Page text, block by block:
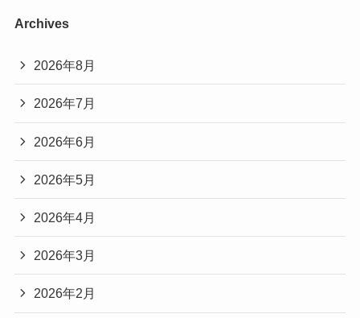
Archives
2026年8月
2026年7月
2026年6月
2026年5月
2026年4月
2026年3月
2026年2月